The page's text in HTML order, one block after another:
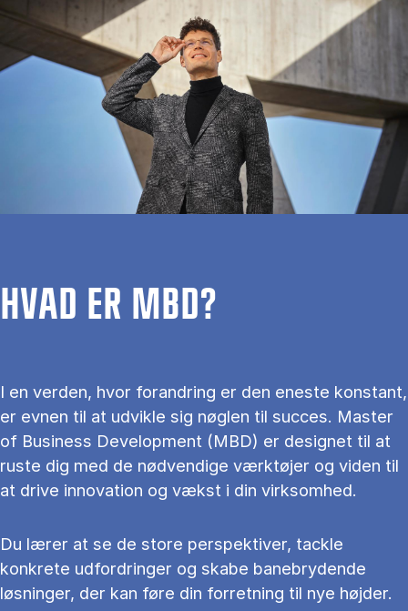
HVAD ER MBD?
I en verden, hvor forandring er den eneste konstant,
er evnen til at udvikle sig nøglen til succes. Master
of Business Development (MBD) er designet til at
ruste dig med de nødvendige værktøjer og viden til
at drive innovation og vækst i din virksomhed.
Du lærer at se de store perspektiver, tackle
konkrete udfordringer og skabe banebrydende
løsninger, der kan føre din forretning til nye højder.